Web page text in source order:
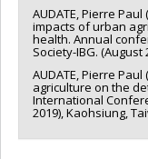
AUDATE, Pierre
impacts of urban
health. Annual
Society-IBG. (August
AUDATE, Pierre
agriculture on the
International
2019), Kaohsiung,